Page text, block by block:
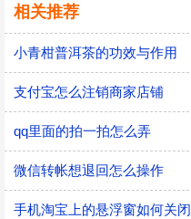
相关推荐
小青柑普洱茶的功效与作用
支付宝怎么注销商家店铺
qq里面的拍一拍怎么弄
微信转帐想退回怎么操作
手机淘宝上的悬浮窗如何关闭